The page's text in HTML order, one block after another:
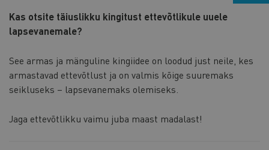
Kas otsite täiuslikku kingitust ettevõtlikule uuele
lapsevanemale?
See armas ja mänguline kingiidee on loodud just neile, kes
armastavad ettevõtlust ja on valmis kõige suuremaks
seikluseks – lapsevanemaks olemiseks.
Jaga ettevõtlikku vaimu juba maast madalast!